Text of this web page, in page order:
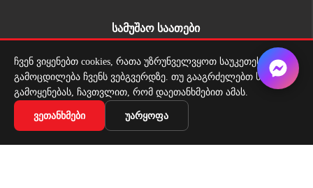
სამუშაო საათები
შაბათი: 10:00 - 17:00
ჩვენ ვიყენებთ cookies, რათა უზრუნველვყოთ საუკეთესო
გამოცდილება ჩვენს ვებგვერდზე. თუ გააგრძელებთ საიტის
გამოყენებას, ჩავთვლით, რომ დაეთანხმებით ამას.
ᲕᲔᲗᲐᲜᲮᲛᲔᲑᲘ ᲣᲐᲠᲧᲝᲤᲐ